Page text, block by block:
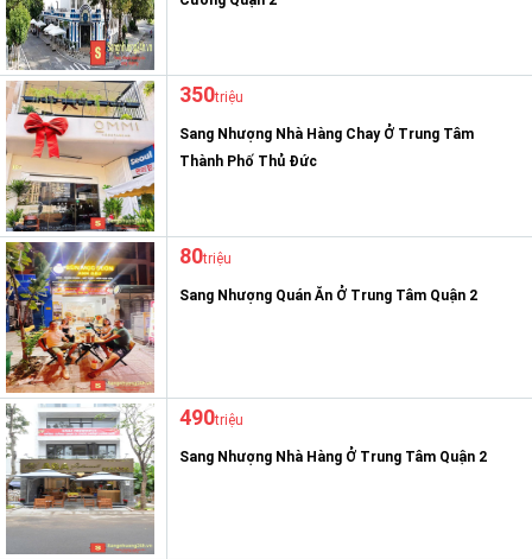
350triệu
Sang Nhượng Nhà Hàng Chay Ở Trung Tâm
Thành Phố Thủ Đức
80triệu
Sang Nhượng Quán Ăn Ở Trung Tâm Quận 2
490triệu
Sang Nhượng Nhà Hàng Ở Trung Tâm Quận 2